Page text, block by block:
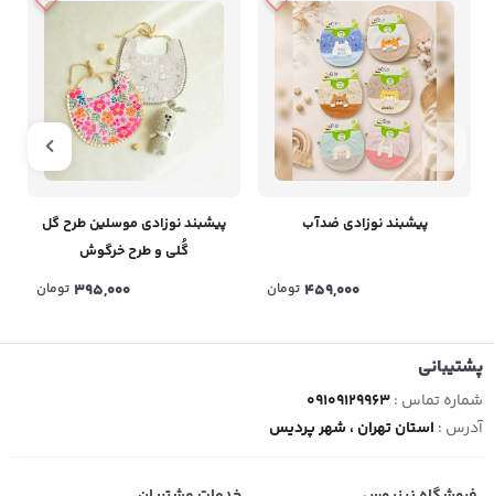
پیشبند نوزادی ضدآب
459,000 تومان
پیشبند نوزادی موسلین طرح گل
گُلی و طرح خرگوش
395,000 تومان
پشتیبانی
شماره تماس :09109129963
آدرس : استان تهران ، شهر پردیس